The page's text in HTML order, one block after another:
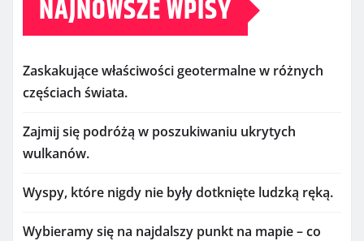
NAJNOWSZE WPISY
Zaskakujące właściwości geotermalne w różnych
częściach świata.
Zajmij się podróżą w poszukiwaniu ukrytych
wulkanów.
Wyspy, które nigdy nie były dotknięte ludzką ręką.
Wybieramy się na najdalszy punkt na mapie – co